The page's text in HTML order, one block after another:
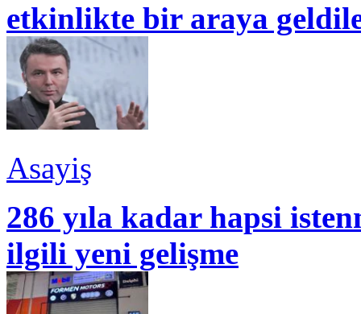
etkinlikte bir araya
Asayiş
286 yıla kadar hapsi
ilgili yeni gelişme